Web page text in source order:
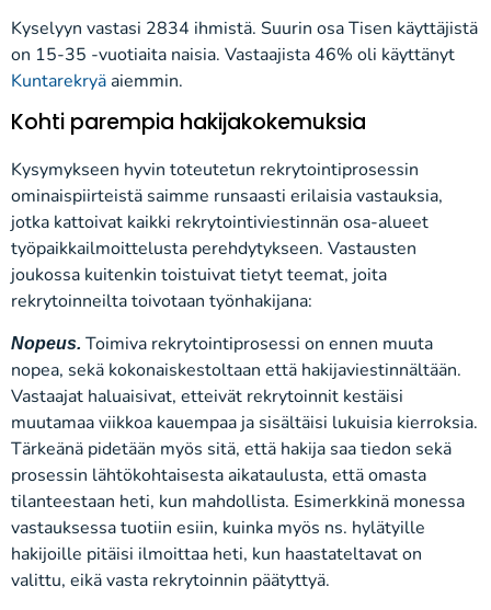
Kyselyyn vastasi 2834 ihmistä. Suurin osa Tisen käyttäjistä
on 15-35 -vuotiaita naisia. Vastaajista 46% oli käyttänyt
Kuntarekryä aiemmin.
Kohti parempia hakijakokemuksia
Kysymykseen hyvin toteutetun rekrytointiprosessin
ominaispiirteistä saimme runsaasti erilaisia vastauksia,
jotka kattoivat kaikki rekrytointiviestinnän osa-alueet
työpaikkailmoittelusta perehdytykseen. Vastausten
joukossa kuitenkin toistuivat tietyt teemat, joita
rekrytoinneilta toivotaan työnhakijana:
Nopeus. Toimiva rekrytointiprosessi on ennen muuta
nopea, sekä kokonaiskestoltaan että hakijaviestinnältään.
Vastaajat haluaisivat, etteivät rekrytoinnit kestäisi
muutamaa viikkoa kauempaa ja sisältäisi lukuisia kierroksia.
Tärkeänä pidetään myös sitä, että hakija saa tiedon sekä
prosessin lähtökohtaisesta aikataulusta, että omasta
tilanteestaan heti, kun mahdollista. Esimerkkinä monessa
vastauksessa tuotiin esiin, kuinka myös ns. hylätyille
hakijoille pitäisi ilmoittaa heti, kun haastateltavat on
valittu, eikä vasta rekrytoinnin päätyttyä.